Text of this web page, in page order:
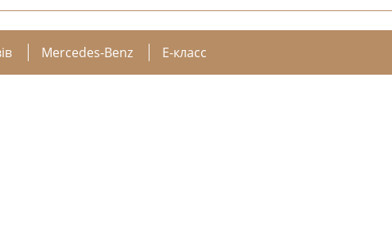
Mercedes-Benz E-класс